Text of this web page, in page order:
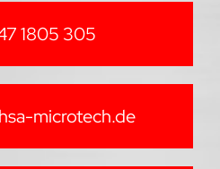
1805 305
microtech.de